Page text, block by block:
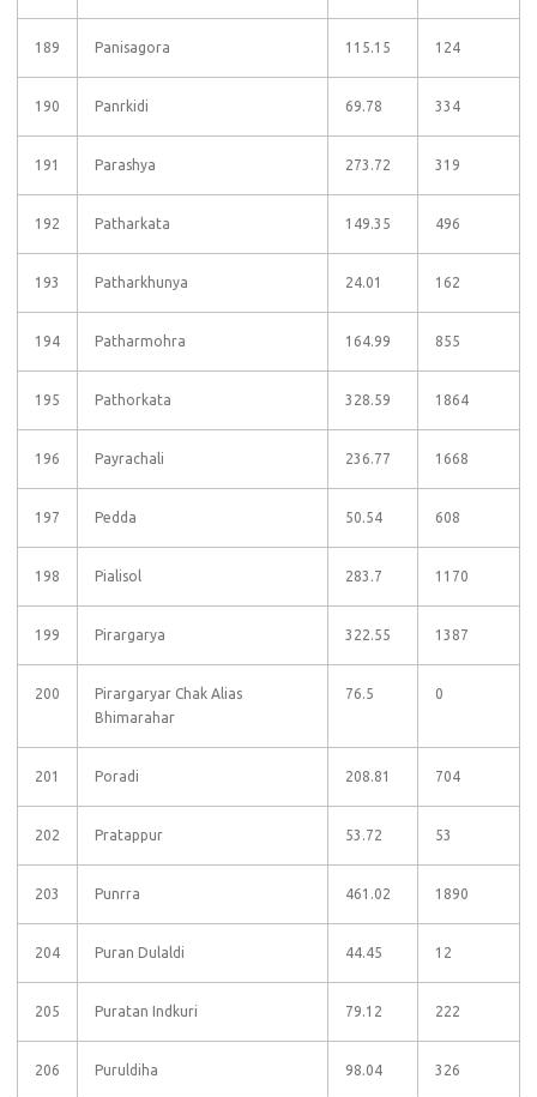
189 Panisagora 115.15 124
190 Panrkidi 69.78 334
191 Parashya 273.72 319
192 Patharkata 149.35 496
193 Patharkhunya 24.01 162
194 Patharmohra 164.99 855
195 Pathorkata 328.59 1864
196 Payrachali 236.77 1668
197 Pedda 50.54 608
198 Pialisol 283.7 1170
199 Pirargarya 322.55 1387
200
Pirargaryar Chak Alias
Bhimarahar
76.5 0
201 Poradi 208.81 704
202 Pratappur 53.72 53
203 Punrra 461.02 1890
204 Puran Dulaldi 44.45 12
205 Puratan Indkuri 79.12 222
206 Puruldiha 98.04 326